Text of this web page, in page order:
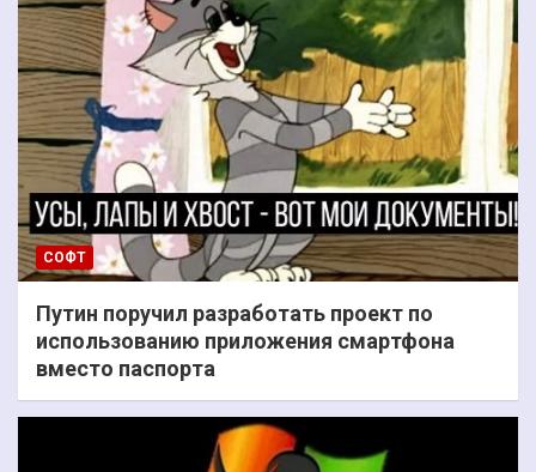
СОФТ
Путин поручил разработать проект по
использованию приложения смартфона
вместо паспорта